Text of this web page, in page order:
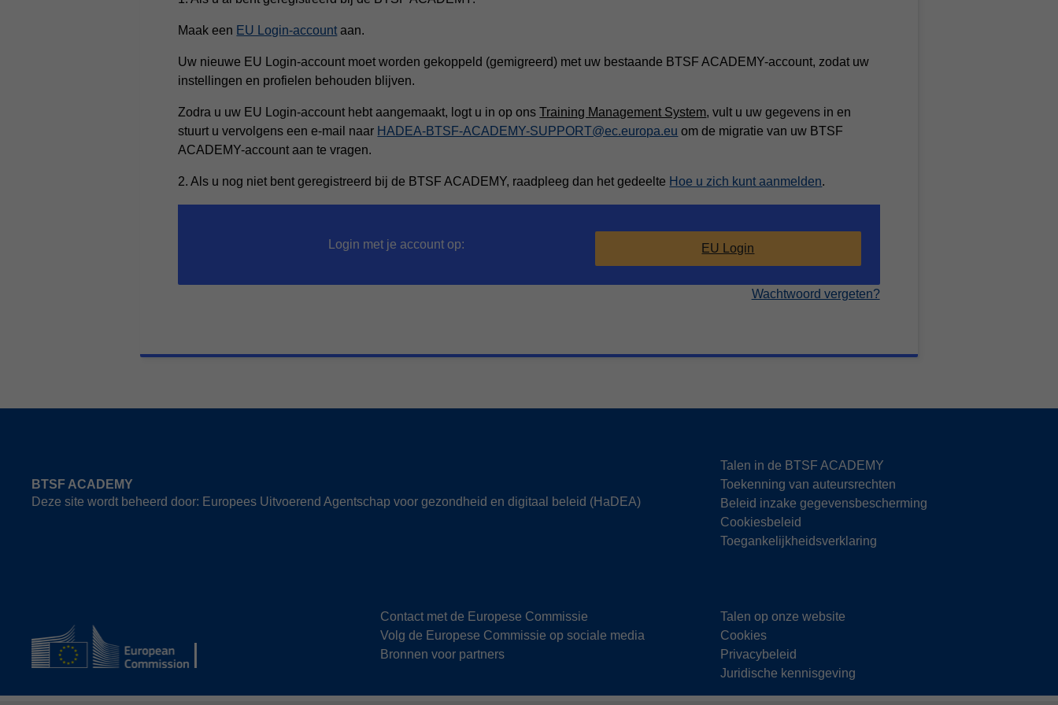
Maak een EU Login-account aan.
Uw nieuwe EU Login-account moet worden gekoppeld (gemigreerd) met uw bestaande BTSF ACADEMY-account, zodat uw
instellingen en profielen behouden blijven.
Zodra u uw EU Login-account hebt aangemaakt, logt u in op onsTraining Management System, vult u uw gegevens in en
stuurt u vervolgens een e-mail naar HADEA-BTSF-ACADEMY-SUPPORT@ec.europa.eu om de migratie van uw BTSF
ACADEMY-account aan te vragen.
2. Als u nog niet bent geregistreerd bij de BTSF ACADEMY, raadpleeg dan het gedeelte Hoe u zich kunt aanmelden.
Login met je account op: EU Login
Wachtwoord vergeten?
BTSF ACADEMY
Deze site wordt beheerd door: Europees Uitvoerend Agentschap voor gezondheid en digitaal beleid (HaDEA)
Talen in de BTSF ACADEMY
Toekenning van auteursrechten
Beleid inzake gegevensbescherming
Cookiesbeleid
Toegankelijkheidsverklaring
Contact met de Europese Commissie
Volg de Europese Commissie op sociale media
Bronnen voor partners
Talen op onze website
Cookies
Privacybeleid
Juridische kennisgeving